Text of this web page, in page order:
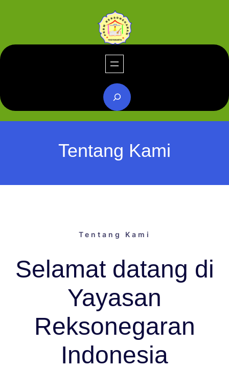
Tentang Kami
Tentang Kami
Selamat datang di
Yayasan
Reksonegaran
Indonesia